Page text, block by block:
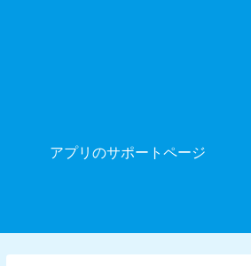
アプリのサポートページ